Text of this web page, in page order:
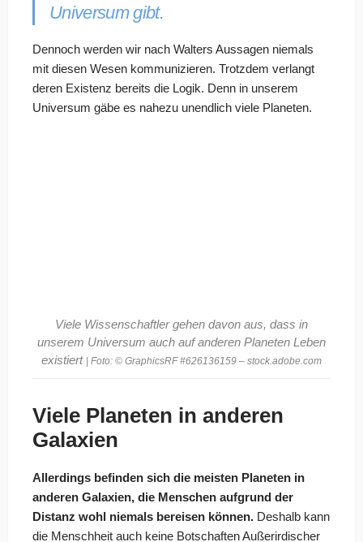
Universum gibt.
Dennoch werden wir nach Walters Aussagen niemals
mit diesen Wesen kommunizieren. Trotzdem verlangt
deren Existenz bereits die Logik. Denn in unserem
Universum gäbe es nahezu unendlich viele Planeten.
Viele Wissenschaftler gehen davon aus, dass in
unserem Universum auch auf anderen Planeten Leben
existiert
| Foto: © GraphicsRF #626136159 – stock.adobe.com
Viele Planeten in anderen
Galaxien
Allerdings befinden sich die meisten Planeten in
anderen Galaxien, die Menschen aufgrund der
Distanz wohl niemals bereisen können. Deshalb kann
die Menschheit auch keine Botschaften Außerirdischer